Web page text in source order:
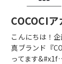
COCOCI
こんにちは！
真ブランド『
ってます